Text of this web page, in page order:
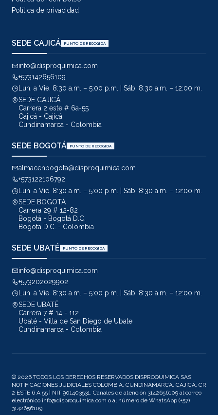
Política de privacidad
SEDE CAJICÁ PUNTO DE RECOGIDA
info@disproquimica.com
+573142656109
Lun. a Vie. 8:30 a.m. – 5:00 p.m. | Sáb. 8:30 a.m. – 12:00 m.
SEDE CAJICÁ
Carrera 2 este # 6a-55
Cajicá - Cajicá
Cundinamarca - Colombia
SEDE BOGOTÁ PUNTO DE RECOGIDA
almacenbogota@disproquimica.com
+573122106792
Lun. a Vie. 8:30 a.m. – 5:00 p.m. | Sáb. 8:30 a.m. – 12:00 m.
SEDE BOGOTÁ
Carrera 29 # 12-82
Bogotá - Bogotá D.C.
Bogota D.C. - Colombia
SEDE UBATÉ PUNTO DE RECOGIDA
info@disproquimica.com
+573202029902
Lun. a Vie. 8:30 a.m. – 5:00 p.m. | Sáb. 8:30 a.m. – 12:00 m.
SEDE UBATÉ
Carrera 7 # 14 - 112
Ubaté - Villa de San Diego de Ubate
Cundinamarca - Colombia
© 2026 TODOS LOS DERECHOS RESERVADOS DISPROQUIMICA SAS.
NOTIFICACIONES JUDICIALES COLOMBIA, CUNDINAMARCA, CAJICÁ, CR
2 ESTE 6 A 55 | NIT 901403531. Canales de atención 3142656109 al correo
electrónico info@disproquimica.com o al número de WhatsApp (+57)
3142656109.